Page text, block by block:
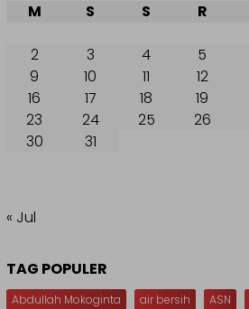
M S S R
2
3 4 5
9
10 11 12
16
17 18 19
23
24 25 26
30
31
« Jul
TAG POPULER
Abdullah Mokoginta air bersih ASN